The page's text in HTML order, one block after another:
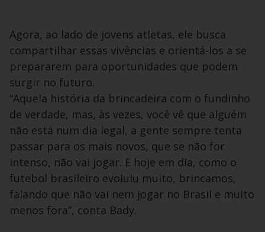
Agora, ao lado de jovens atletas, ele busca
compartilhar essas vivências e orientá-los a se
prepararem para oportunidades que podem
surgir no futuro.
“Aquela história da brincadeira com o fundinho
de verdade, mas, às vezes, você vê que alguém
não está num dia legal, a gente sempre tenta
passar para os mais novos, que se não for
intenso, não vai jogar. E hoje em dia, como o
futebol brasileiro evoluiu muito, brincamos,
falando que não vai nem jogar no Brasil e muito
menos fora”, conta Bady.